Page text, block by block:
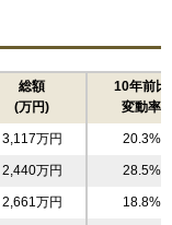
3,476万円 28.8%
3,034万円 46.5%
4,160万円 32.6%
2,747万円 24.4%
3,549万円 29.1%
3,264万円 24.9%
総額
(万円)
10年前比
変動率
3,117万円 20.3%
2,440万円 28.5%
2,661万円 18.8%